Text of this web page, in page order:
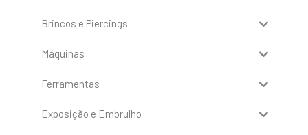
Brincos e Piercings
Máquinas
Ferramentas
Exposição e Embrulho